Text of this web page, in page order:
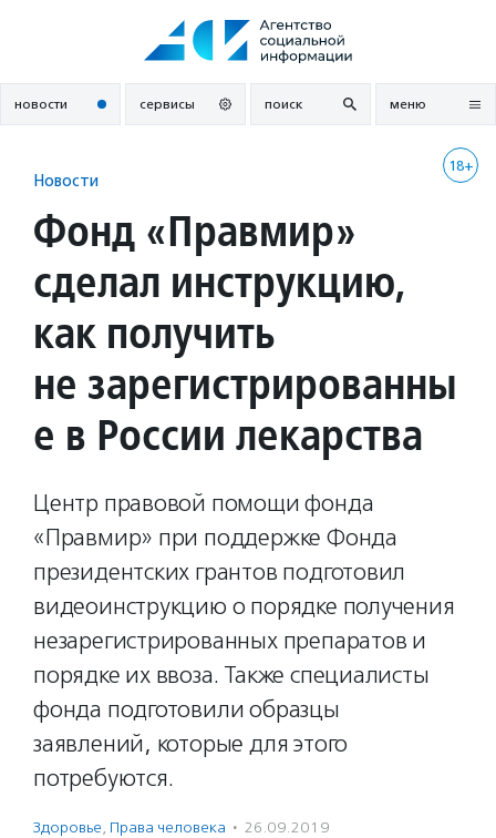
новости сервисы поиск меню
18+
Новости
Фонд «Правмир»
сделал инструкцию,
как получить
не зарегистрированны
е в России лекарства
Центр правовой помощи фонда
«Правмир» при поддержке Фонда
президентских грантов подготовил
видеоинструкцию о порядке получения
незарегистрированных препаратов и
порядке их ввоза. Также специалисты
фонда подготовили образцы
заявлений, которые для этого
потребуются.
Здоровье, Права человека · 26.09.2019